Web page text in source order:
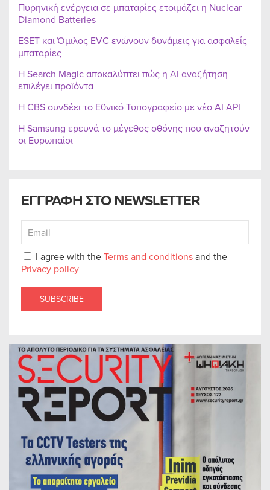
ΕΓΓΡΑΦΗ ΣΤΟ NEWSLETTER
I agree with theTerms and conditionsand the
Privacy policy
SUBSCRIBE
Πυρηνική ενέργεια σε μπαταρίες ετοιμάζει η Nuclear
Diamond Batteries
ESET και Όμιλος EVC ενώνουν δυνάμεις για ασφαλείς
μπαταρίες
Η Search Magic αποκαλύπτει πώς η AI αναζήτηση
επιλέγει προϊόντα
Η CBS συνδέει το Εθνικό Τυπογραφείο με νέο AI API
Η Samsung ερευνά το μέγεθος οθόνης που αναζητούν
οι Ευρωπαίοι